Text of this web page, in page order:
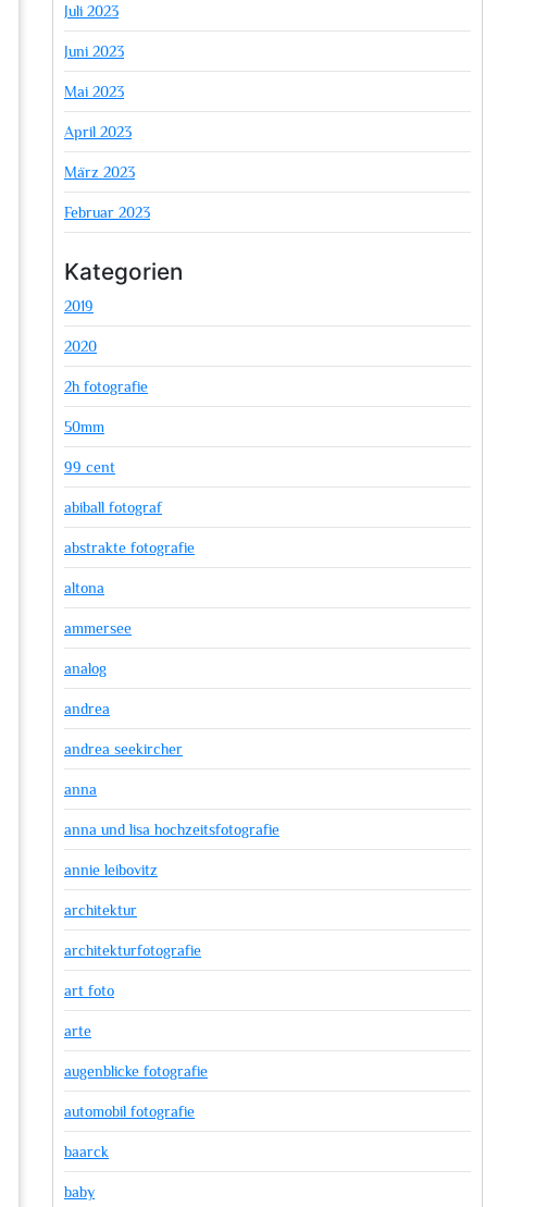
Juli 2023
Juni 2023
Mai 2023
April 2023
März 2023
Februar 2023
Kategorien
2019
2020
2h fotografie
50mm
99 cent
abiball fotograf
abstrakte fotografie
altona
ammersee
analog
andrea
andrea seekircher
anna
anna und lisa hochzeitsfotografie
annie leibovitz
architektur
architekturfotografie
art foto
arte
augenblicke fotografie
automobil fotografie
baarck
baby